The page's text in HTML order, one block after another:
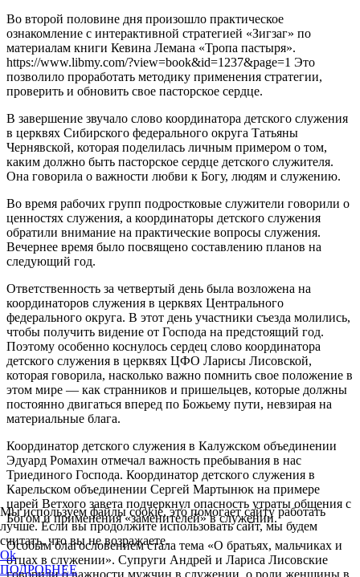
Во второй половине дня произошло практическое
ознакомление с интерактивной стратегией «Зигзаг» по
материалам книги Кевина Лемана «Тропа пастыря».
https://www.libmy.com/?view=book&id=1237&page=1 Это
позволило проработать методику применения стратегии,
проверить и обновить свое пасторское сердце.
В завершение звучало слово координатора детского служения
в церквях Сибирского федерального округа Татьяны
Чернявской, которая поделилась личным примером о том,
каким должно быть пасторское сердце детского служителя.
Она говорила о важности любви к Богу, людям и служению.
Во время рабочих групп подростковые служители говорили о
ценностях служения, а координаторы детского служения
обратили внимание на практические вопросы служения.
Вечернее время было посвящено составлению планов на
следующий год.
Ответственность за четвертый день была возложена на
координаторов служения в церквях Центрального
федерального округа. В этот день участники съезда молились,
чтобы получить видение от Господа на предстоящий год.
Поэтому особенно коснулось сердец слово координатора
детского служения в церквях ЦФО Ларисы Лисовской,
которая говорила, насколько важно помнить свое положение в
этом мире — как странников и пришельцев, которые должны
постоянно двигаться вперед по Божьему пути, невзирая на
материальные блага.
Координатор детского служения в Калужском объединении
Эдуард Ромахин отмечал важность пребывания в нас
Триединого Господа. Координатор детского служения в
Карельском объединении Сергей Мартынюк на примере
царей Ветхого завета подчеркнул опасность утраты общения с
Богом и применения «заменителей» в служении.
Особым благословением стала тема «О братьях, мальчиках и
отцах в служении». Супруги Андрей и Лариса Лисовские
Мы используем файлы cookie, это помогает сайту работать
лучше. Если вы продолжите использовать сайт, мы будем
считать, что вы не возражаете.
Ok
ПОДРОБНЕЕ